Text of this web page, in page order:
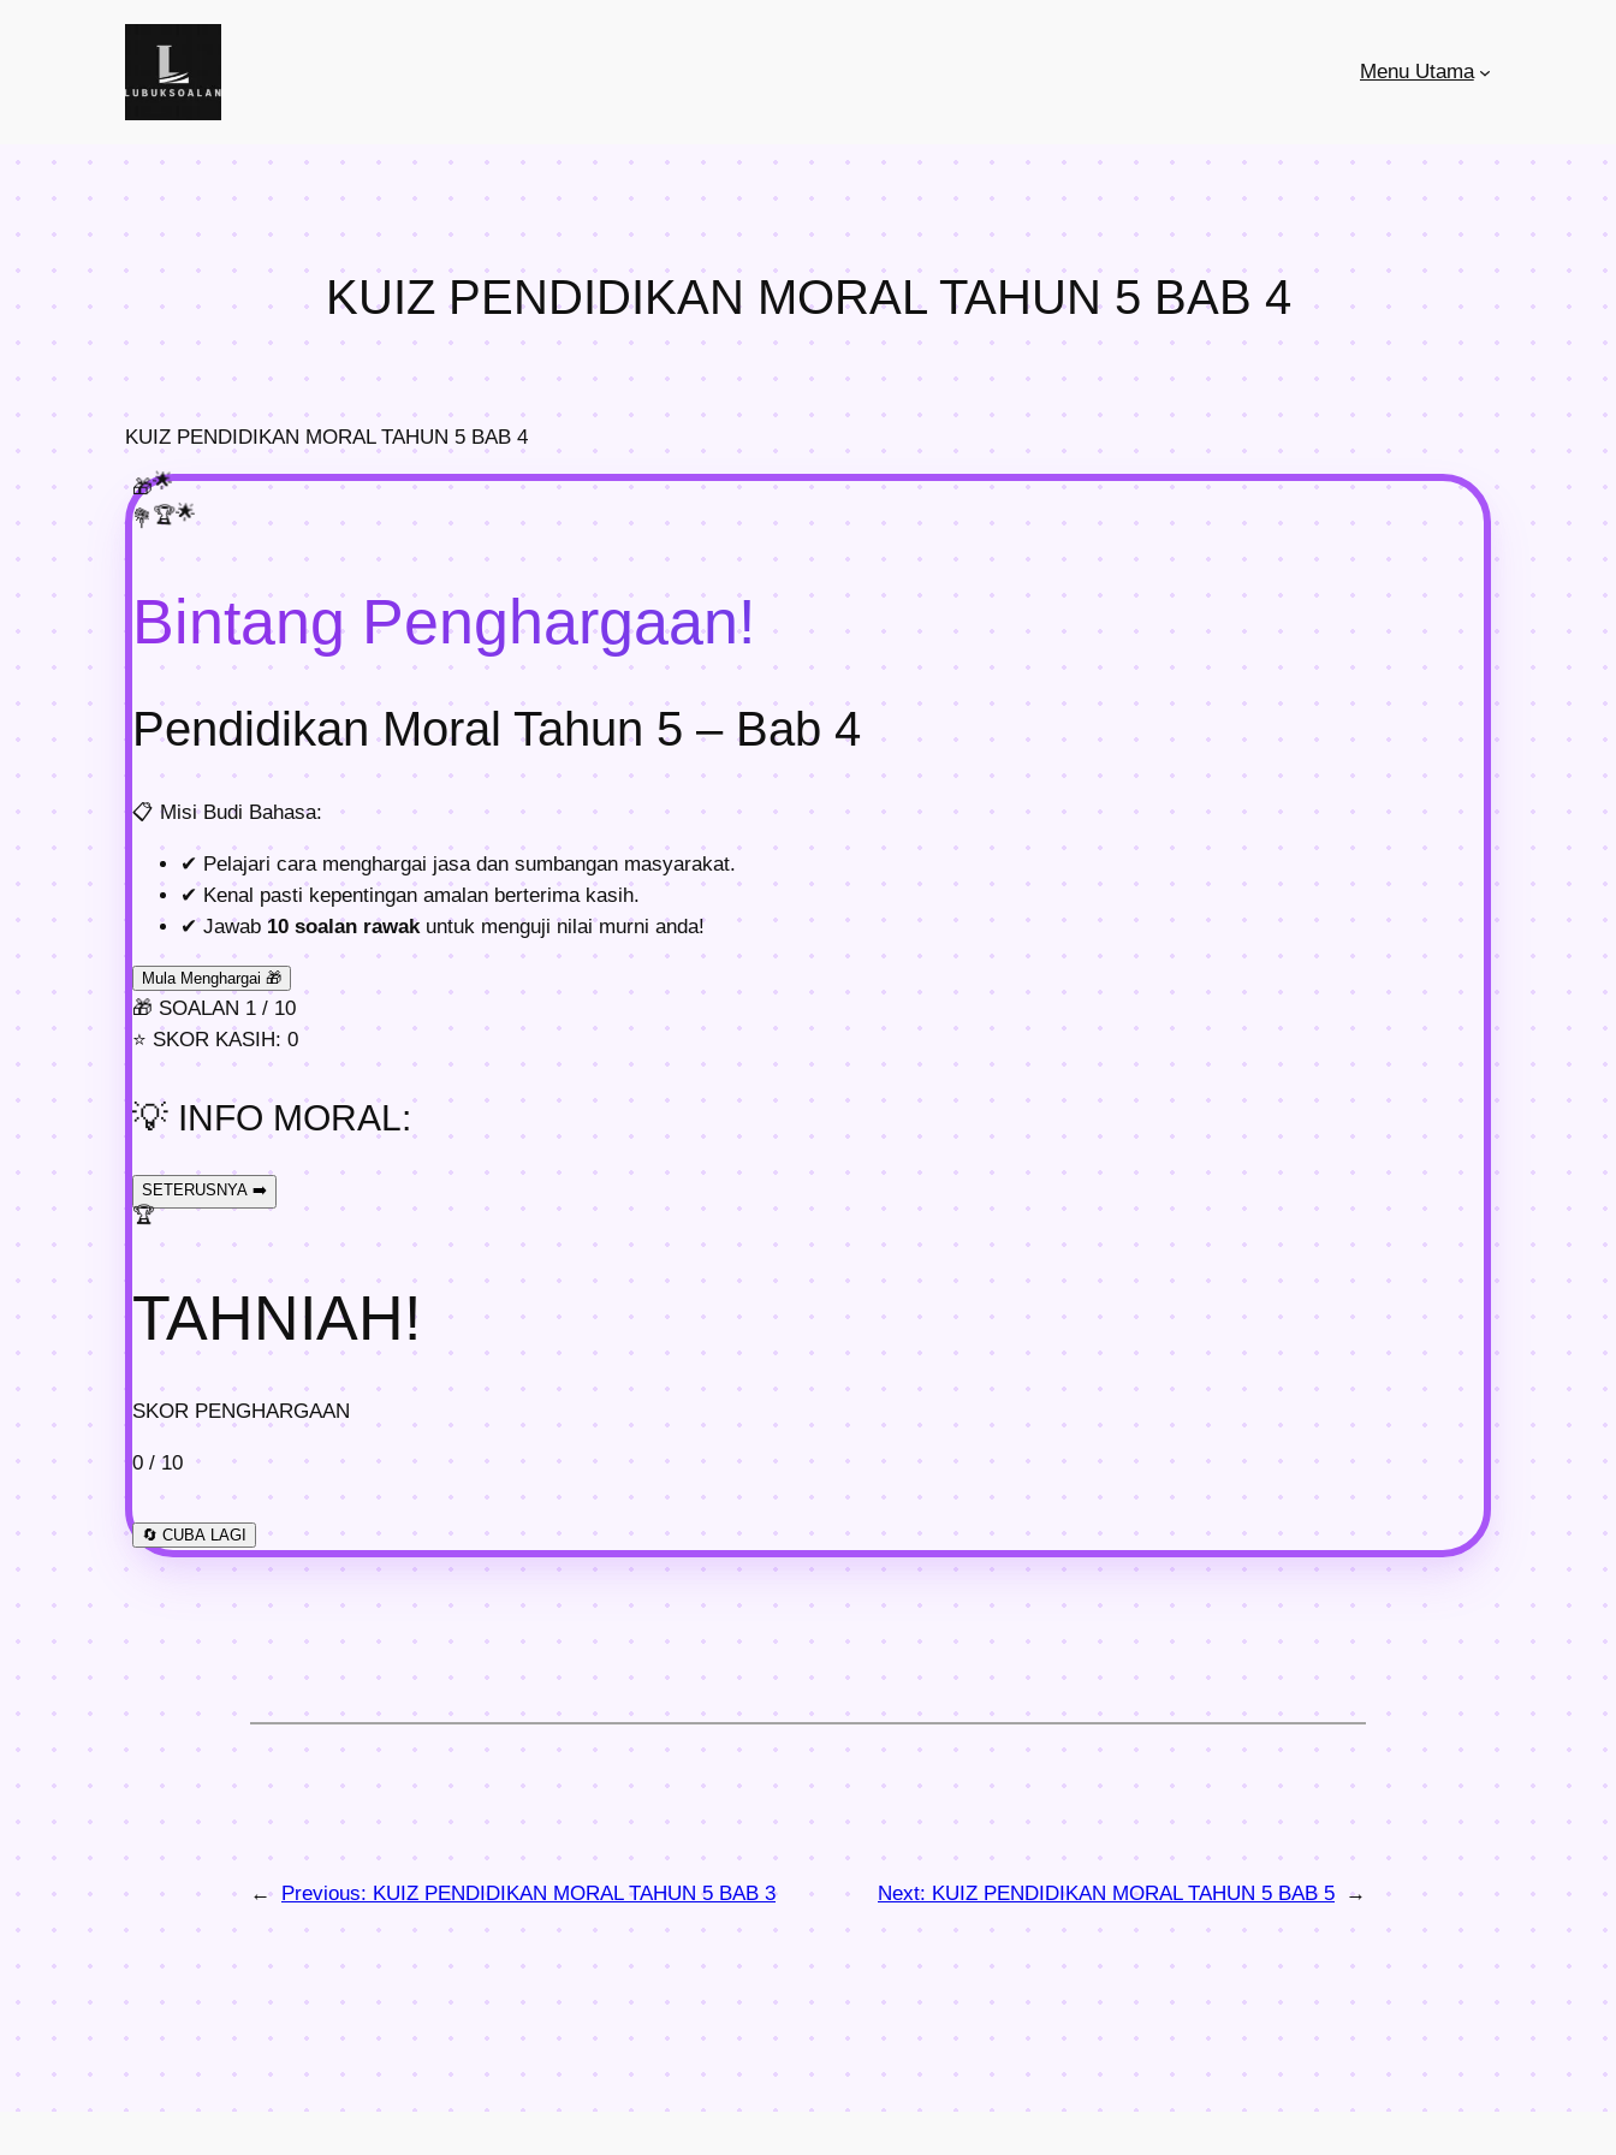
Menu Utama
KUIZ PENDIDIKAN MORAL TAHUN 5 BAB 4
KUIZ PENDIDIKAN MORAL TAHUN 5 BAB 4
🎁🌟
💐 🏆🌟
Bintang Penghargaan!
Pendidikan Moral Tahun 5 – Bab 4
📋 Misi Budi Bahasa:
✔ Pelajari cara menghargai jasa dan sumbangan masyarakat.
✔ Kenal pasti kepentingan amalan berterima kasih.
✔Jawab 10 soalan rawak untuk menguji nilai murni anda!
Mula Menghargai 🎁
🎁 SOALAN 1 / 10
⭐ SKOR KASIH: 0
💡 INFO MORAL:
SETERUSNYA ➡️
🏆
TAHNIAH!
SKOR PENGHARGAAN
0 / 10
🔄 CUBA LAGI
← Previous: KUIZ PENDIDIKAN MORAL TAHUN 5 BAB 3 Next: KUIZ PENDIDIKAN MORAL TAHUN 5 BAB 5 →